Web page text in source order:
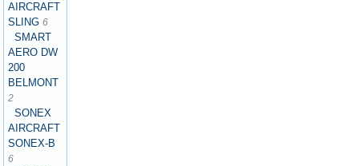
AIRCRAFT
SLING6
SMART
AERO DW
200
BELMONT
2
SONEX
AIRCRAFT
SONEX-B
6